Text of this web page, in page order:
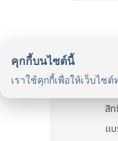
คุกกี้บนไซต์นี้
เราใช้คุกกี้เพื่อให้เว็บไ
สิท
แ